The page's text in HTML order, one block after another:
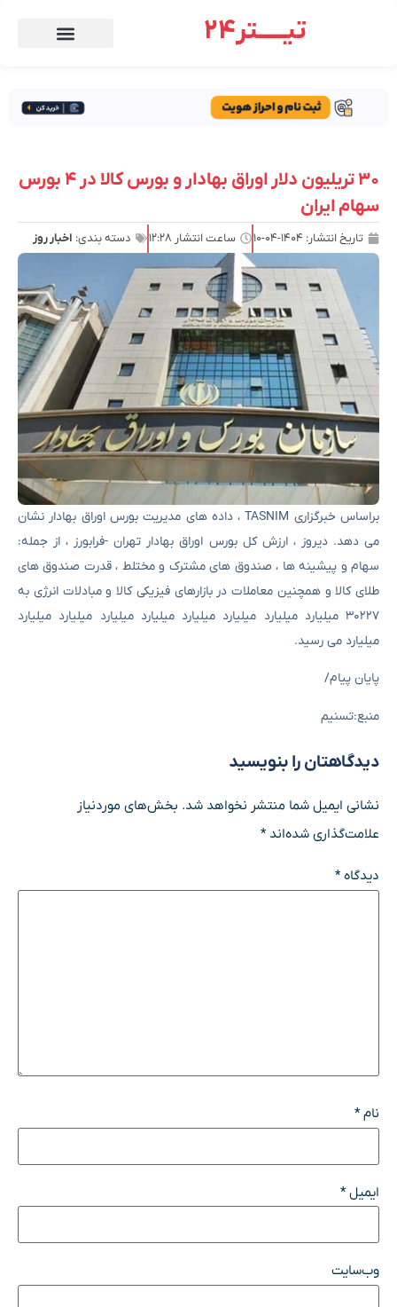
تیـــــتر24
۳۰ تریلیون دلار اوراق بهادار و بورس کالا در ۴ بورس
سهام ایران
تاریخ انتشار: ۱۴۰۴-۰۴-۱۰ ساعت انتشار ۱۲:۲۸ دسته بندی: اخبار روز
براساس خبرگزاری TASNIM ، داده های مدیریت بورس اوراق بهادار نشان
می دهد. دیروز ، ارزش کل بورس اوراق بهادار تهران -فرابورز ، از جمله:
سهام و پیشینه ها ، صندوق های مشترک و مختلط ، قدرت صندوق های
طلای کالا و همچنین معاملات در بازارهای فیزیکی کالا و مبادلات انرژی به
۳۰۲۲۷ میلیارد میلیارد میلیارد میلیارد میلیارد میلیارد میلیارد میلیارد
میلیارد می رسید.
پایان پیام/
منبع:تسنیم
دیدگاهتان را بنویسید
نشانی ایمیل شما منتشر نخواهد شد. بخش‌های موردنیاز
علامت‌گذاری شده‌اند*
دیدگاه*
نام*
ایمیل*
وب‌سایت